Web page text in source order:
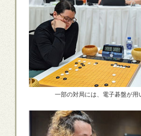
一部の対局には、電子碁盤が用